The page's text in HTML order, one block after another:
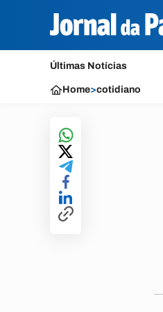
Últimas Notícias
Home>cotidiano